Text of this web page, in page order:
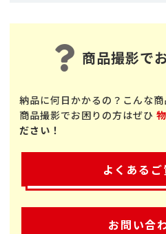
商品撮影で
納品に何日かかるの？こんな
商品撮影でお困りの方はぜひ
ださい！
よくあるご
お問い合